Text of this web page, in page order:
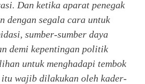
Dan ketika aparat penegak
dengan segala cara untuk
sumber-sumber daya
demi kepentingan politik
untuk menghadapi tembok
itu wajib dilakukan oleh kader-